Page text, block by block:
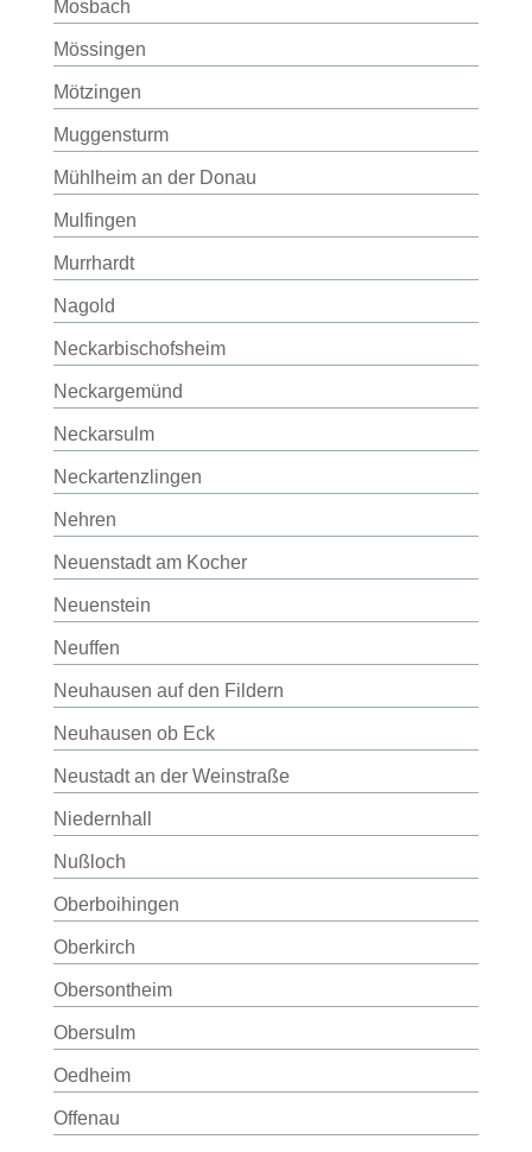
Mosbach
Mössingen
Mötzingen
Muggensturm
Mühlheim an der Donau
Mulfingen
Murrhardt
Nagold
Neckarbischofsheim
Neckargemünd
Neckarsulm
Neckartenzlingen
Nehren
Neuenstadt am Kocher
Neuenstein
Neuffen
Neuhausen auf den Fildern
Neuhausen ob Eck
Neustadt an der Weinstraße
Niedernhall
Nußloch
Oberboihingen
Oberkirch
Obersontheim
Obersulm
Oedheim
Offenau